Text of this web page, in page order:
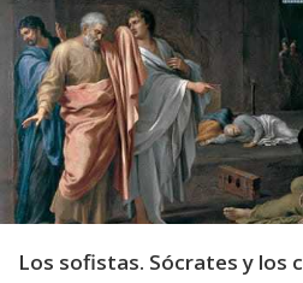
Los sofistas. Sócrates y los